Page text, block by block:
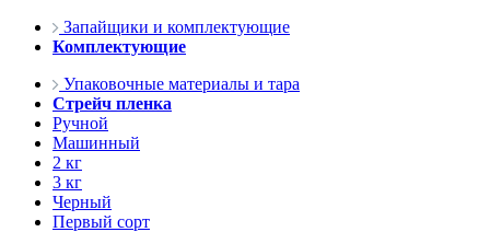
Запайщики и комплектующие
Комплектующие
Упаковочные материалы и тара
Стрейч пленка
Ручной
Машинный
2 кг
3 кг
Черный
Первый сорт